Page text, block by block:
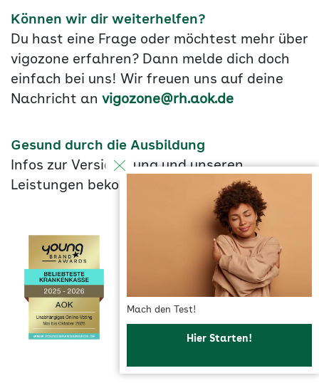
Mach den Test!
Hier Starten!
Können wir dir weiterhelfen?
Du hast eine Frage oder möchtest mehr über
vigozone erfahren? Dann melde dich doch
einfach bei uns! Wir freuen uns auf deine
Nachricht an vigozone@rh.aok.de
Gesund durch die Ausbildung
Infos zur Versicherung und unseren
Leistungen bekommst du